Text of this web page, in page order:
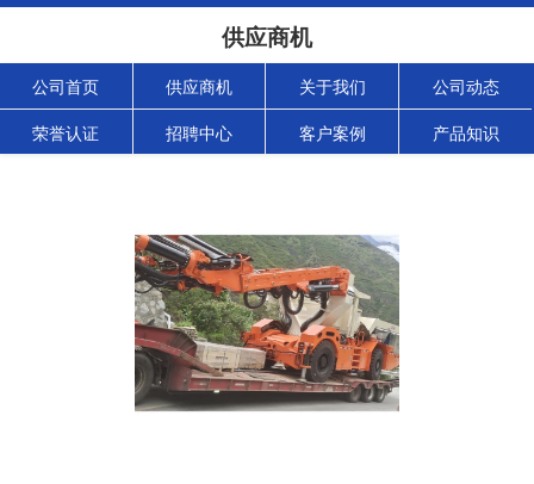
供应商机
公司首页 供应商机 关于我们 公司动态
荣誉认证 招聘中心 客户案例 产品知识